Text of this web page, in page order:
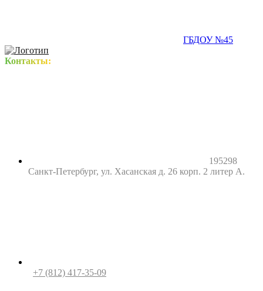
ГБДОУ №45
Контакты:
195298
Санкт-Петербург, ул. Хасанская д. 26 корп. 2 литер А.
+7 (812) 417-35-09